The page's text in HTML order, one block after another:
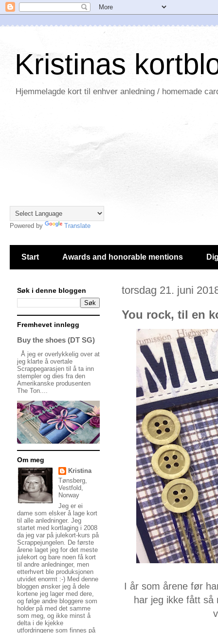
Kristinas
Hjemmelagde kort til enhver anledning / homemade
Powered by Translate
Start Awards and honorable mentions
torsdag 21. juni
You rock, til en
I år som årene før
har jeg ikke fått
Søk i denne bloggen
Fremhevet innlegg
Buy the shoes (DT SG)
Å jeg er overlykkelig over at
jeg klarte å overtale
Scrappegarasjen til å ta inn
stempler og dies fra den
Amerikanske produsenten
The Ton....
Om meg
Kristina
Tønsberg,
Vestfold,
Norway
Jeg er ei
dame som elsker å lage kort
til alle anledninger. Jeg
startet med kortlaging i 2008
da jeg var på julekort-kurs på
Scrappejungelen. De første
årene laget jeg for det meste
julekort og bare noen få kort
til andre anledninger, men
etterhvert ble produksjonen
utvidet enormt :-) Med denne
bloggen ønsker jeg å dele
kortene jeg lager med dere,
og følge andre bloggere som
holder på med det samme
som meg, og ikke minst å
delta i de kjekke
utfordringene som finnes på